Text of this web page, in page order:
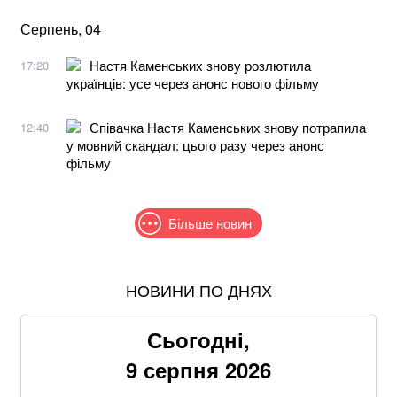
Серпень, 04
17:20
Настя Каменських знову розлютила
українців: усе через анонс нового фільму
12:40
Співачка Настя Каменських знову потрапила
у мовний скандал: цього разу через анонс
фільму
Більше новин
Співаків і телеведучих хочуть позбавити броні: у
Понад 9,2 млрд грн: що відомо про нову гучну
справу "ПриватБанку"
НОВИНИ ПО ДНЯХ
Сьогодні,
9 серпня 2026